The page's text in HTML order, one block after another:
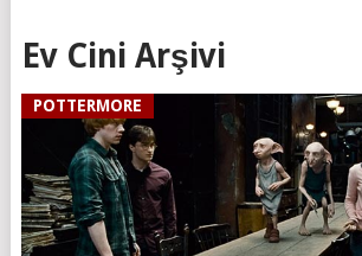
Ev Cini Arşivi
POTTERMORE